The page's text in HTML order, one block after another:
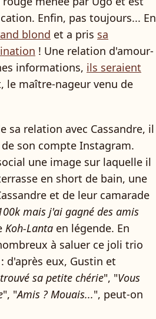
Enfin, pas toujours... En
blond et a pris sa
! Une relation d'amour-
informations, ils seraient
le maître-nageur venu de
sa relation avec Cassandre, il
son compte Instagram.
une image sur laquelle il
en short de bain, une
et de leur camarade
mais j'ai gagné des amis
Koh-Lanta en légende. En
à saluer ce joli trio
d'après eux, Gustin et
sa petite chérie", "Vous
", "Amis ? Mouais...", peut-on